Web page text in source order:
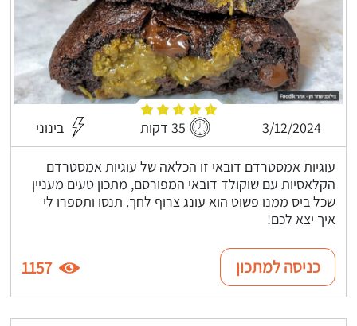
3/12/2024 35 דקות בינוני
עוגיות אמסטרדם דובאי זו הכלאה של עוגיות אמסטרדם
הקלאסיות עם שוקולד דובאי המפורסם, מתכון טעים מעניין
שכל ביס ממנו פשוט הוא עונג צרוף לחך. תנסו ותספרו לי
איך יצא לכם!
כניסה למתכון 1157